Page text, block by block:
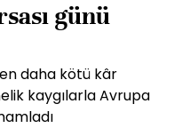
günü
daha kötü kâr
kaygılarla Avrupa